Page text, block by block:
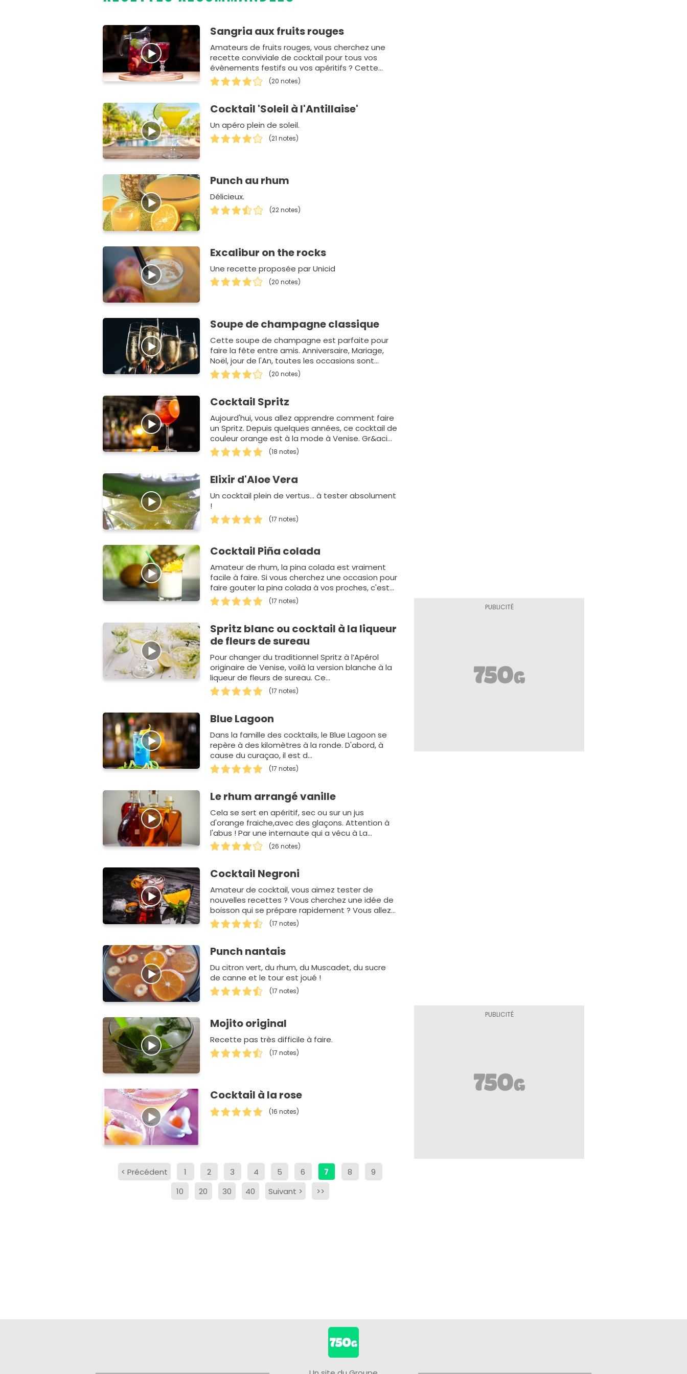
Sangria aux fruits rouges
Amateurs de fruits rouges, vous cherchez une
recette conviviale de cocktail pour tous vos
évènements festifs ou vos apéritifs ? Cette
sangria e…
(20 notes)
Cocktail 'Soleil à l'Antillaise'
Un apéro plein de soleil.
(21 notes)
Punch au rhum
Délicieux.
(22 notes)
Excalibur on the rocks
Une recette proposée par Unicid
(20 notes)
Soupe de champagne classique
Cette soupe de champagne est parfaite pour
faire la fête entre amis. Anniversaire, Mariage,
Noël, jour de l'An, toutes les occasions sont
bonnes pour la…(20 notes)
Cocktail Spritz
Aujourd'hui, vous allez apprendre comment faire
un Spritz. Depuis quelques années, ce cocktail de
couleur orange est à la mode à Venise. Gr&aci…
(18 notes)
Elixir d'Aloe Vera
Un cocktail plein de vertus... à tester absolument
!
(17 notes)
Cocktail Piña colada
Amateur de rhum, la pina colada est vraiment
facile à faire. Si vous cherchez une occasion pour
faire gouter la pina colada à vos proches, c'est
l'occ…
(17 notes)
Spritz blanc ou cocktail à la liqueur
de fleurs de sureau
Pour changer du traditionnel Spritz à l’Apérol
originaire de Venise, voilà la version blanche à la
liqueur de fleurs de sureau. Ce…
(17 notes)
Blue Lagoon
Dans la famille des cocktails, le Blue Lagoon se
repère à des kilomètres à la ronde. D'abord, à
cause du curaçao, il est d…
(17 notes)
Le rhum arrangé vanille
Cela se sert en apéritif, sec ou sur un jus
d'orange fraiche,avec des glaçons. Attention à
l'abus ! Par une internaute qui a vécu à La
Réunion...
(26 notes)
Cocktail Negroni
Amateur de cocktail, vous aimez tester de
nouvelles recettes ? Vous cherchez une idée de
boisson qui se prépare rapidement ? Vous allez…
(17 notes)
Punch nantais
Du citron vert, du rhum, du Muscadet, du sucre
de canne et le tour est joué !
(17 notes)
Mojito original
Recette pas très difficile à faire.
(17 notes)
Cocktail à la rose
(16 notes)
< Précédent 1 2 3 4 5 6 7 8
9
10
20 30 40 Suivant > >>